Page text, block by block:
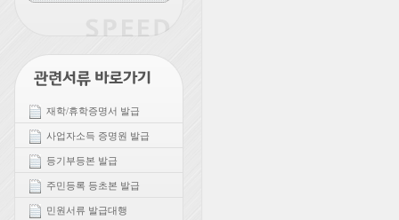
재학/휴학증명서 발급
사업자소득 증명원 발급
등기부등본 발급
주민등록 등초본 발급
민원서류 발급대행